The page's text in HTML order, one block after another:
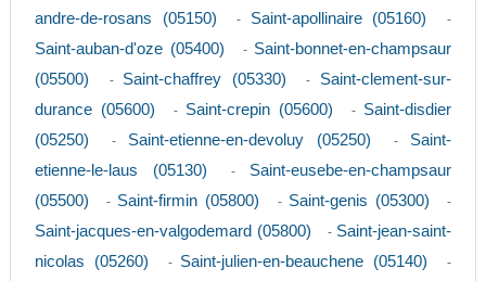
andre-de-rosans (05150)
- Saint-apollinaire (05160) -
Saint-auban-d'oze (05400) - Saint-bonnet-en-champsaur
(05500)
- Saint-chaffrey (05330) - Saint-clement-sur-
durance (05600)
- Saint-crepin (05600) - Saint-disdier
(05250)
- Saint-etienne-en-devoluy (05250) - Saint-
etienne-le-laus (05130)
- Saint-eusebe-en-champsaur
(05500)
- Saint-firmin (05800) - Saint-genis (05300) -
Saint-jacques-en-valgodemard (05800) - Saint-jean-saint-
nicolas (05260)
- Saint-julien-en-beauchene (05140) -